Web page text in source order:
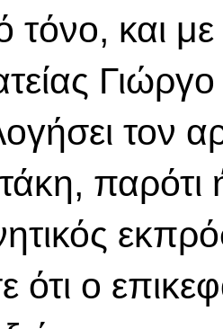
τόνο, και
τον
ότι ο